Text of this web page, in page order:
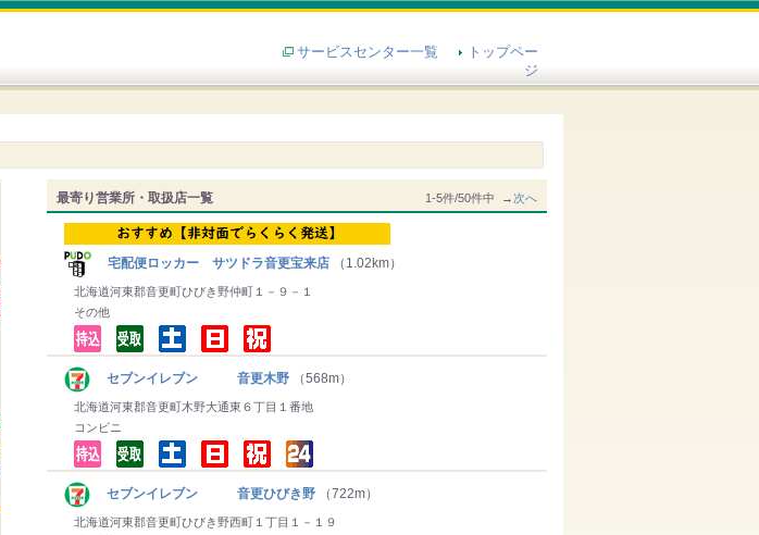
サービスセンター一覧
トップペー
ジ
最寄り営業所・取扱店一覧 1-5件/50件中 →次へ
宅配便ロッカー サツドラ音更宝来店 （1.02km）
北海道河東郡音更町ひびき野仲町１－９－１
その他
セブンイレブン 音更木野 （568m）
北海道河東郡音更町木野大通東６丁目１番地
コンビニ
セブンイレブン 音更ひびき野 （722m）
北海道河東郡音更町ひびき野西町１丁目１－１９